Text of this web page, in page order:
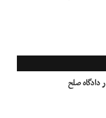
دادگاه صلح